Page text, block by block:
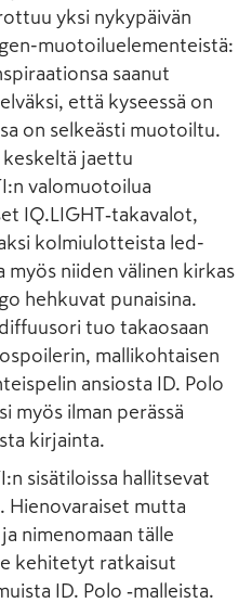
yksi nykypäivän
muotoiluelementeistä:
saanut
että kyseessä on
on selkeästi muotoiltu.
keskeltä jaettu
valomuotoilua
IQ.LIGHT‑takavalot,
kolmiulotteista led-
myös niiden välinen kirkas
hehkuvat punaisina.
tuo takaosaan
mallikohtaisen
ansiosta ID. Polo
myös ilman perässä
kirjainta.
sisätiloissa hallitsevat
Hienovaraiset mutta
nimenomaan tälle
kehitetyt ratkaisut
ID. Polo ‑malleista.